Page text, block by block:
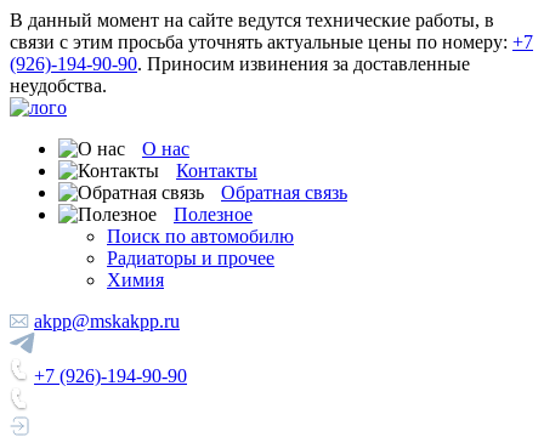
В данный момент на сайте ведутся технические работы, в
связи с этим просьба уточнять актуальные цены по номеру: +7
(926)-194-90-90. Приносим извинения за доставленные
неудобства.
О нас
Контакты
Обратная связь
Полезное
Поиск по автомобилю
Радиаторы и прочее
Химия
akpp@mskakpp.ru
+7 (926)-194-90-90